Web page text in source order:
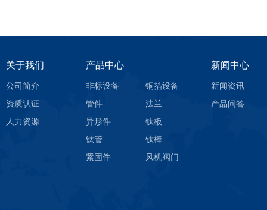
关于我们
公司简介
资质认证
人力资源
产品中心
非标设备
铜箔设备
管件
法兰
异形件
钛板
钛管
钛棒
紧固件
风机阀门
新闻中心
新闻资讯
产品问答